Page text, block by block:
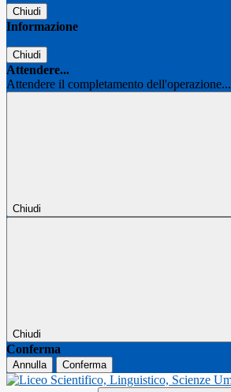
Chiudi
Informazione
Chiudi
Attendere...
Attendere il completamento dell'operazione...
Chiudi
Chiudi
Conferma
Annulla Conferma